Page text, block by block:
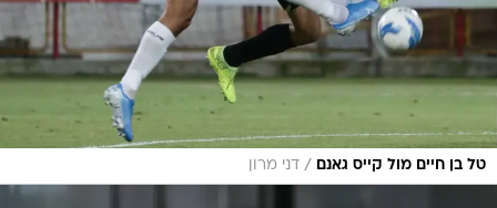
טל בן חיים מול קייס גאנם / דני מרון